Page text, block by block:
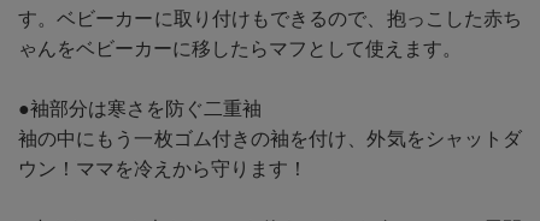
す。ベビーカーに取り付けもできるので、抱っこした赤ち
ゃんをベビーカーに移したらマフとして使えます。
●袖部分は寒さを防ぐ二重袖
袖の中にもう一枚ゴム付きの袖を付け、外気をシャットダ
ウン！ママを冷えから守ります！